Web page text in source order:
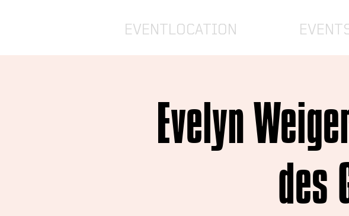
EVENTLOCATION
Evelyn
des